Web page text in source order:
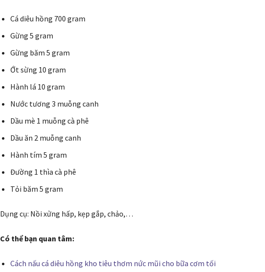
Cá diêu hồng 700 gram
Gừng 5 gram
Gừng băm 5 gram
Ớt sừng 10 gram
Hành lá 10 gram
Nước tương 3 muỗng canh
Dầu mè 1 muỗng cà phê
Dầu ăn 2 muỗng canh
Hành tím 5 gram
Đường 1 thìa cà phê
Tỏi băm 5 gram
Dụng cụ: Nồi xửng hấp, kẹp gắp, chảo,…
Có thể bạn quan tâm:
Cách nấu cá diêu hồng kho tiêu thơm nức mũi cho bữa cơm tối